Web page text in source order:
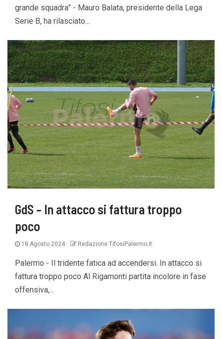
grande squadra” - Mauro Balata, presidente della Lega
Serie B, ha rilasciato...
GdS – In attacco si fattura troppo
poco
18 Agosto 2024 Redazione TifosiPalermo.it
Palermo - Il tridente fatica ad accendersi. In attacco si
fattura troppo poco Al Rigamonti partita incolore in fase
offensiva,...